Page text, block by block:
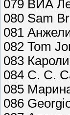
079 ВИА
080 Sam
081
082 Tom
083
084 C. C.
085
086